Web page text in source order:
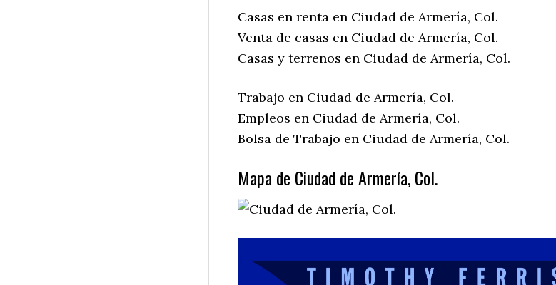
Casas en renta en Ciudad de Armería, Col.
Venta de casas en Ciudad de Armería, Col.
Casas y terrenos en Ciudad de Armería, Col.
Trabajo en Ciudad de Armería, Col.
Empleos en Ciudad de Armería, Col.
Bolsa de Trabajo en Ciudad de Armería, Col.
Mapa de Ciudad de Armería, Col.